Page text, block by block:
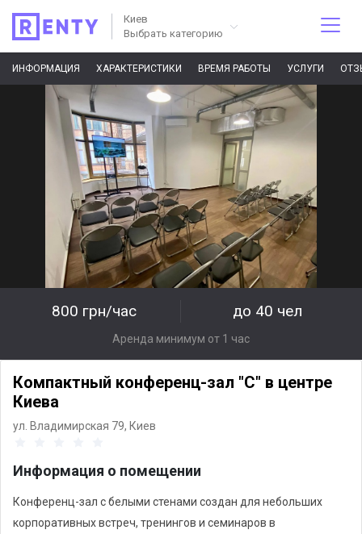
Киев
Выбрать категорию
ИНФОРМАЦИЯ ХАРАКТЕРИСТИКИ ВРЕМЯ РАБОТЫ УСЛУГИ
800 грн/час до 40 чел
Аренда минимум от 1 час
Компактный конференц-зал "С" в центре
Киева
ул. Владимирская 79, Киев
Информация о помещении
Конференц-зал с белыми стенами создан для небольших
корпоративных встреч, тренингов и семинаров в